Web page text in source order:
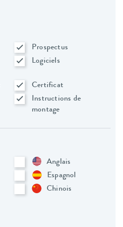
Prospectus
Logiciels
Certificat
Instructions de
montage
Anglais
Espagnol
Chinois